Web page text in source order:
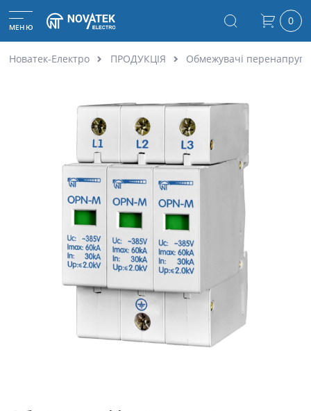
МЕНЮ 0
Новатек-Електро ПРОДУКЦІЯ Обмежувачі перенапруг